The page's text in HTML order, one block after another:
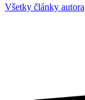
Všetky články autora